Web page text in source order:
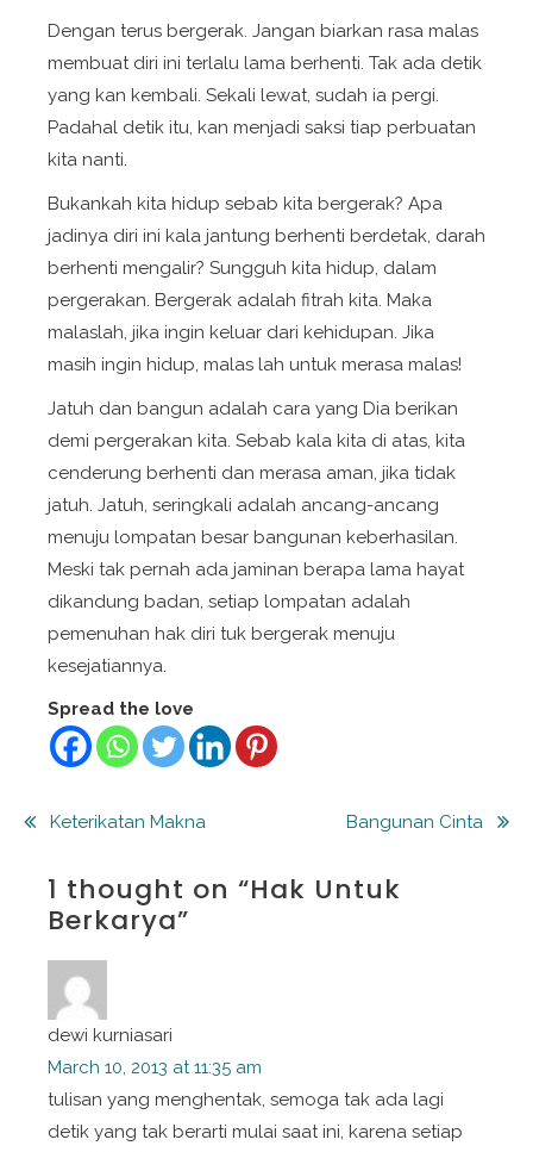
Dengan terus bergerak. Jangan biarkan rasa malas
membuat diri ini terlalu lama berhenti. Tak ada detik
yang kan kembali. Sekali lewat, sudah ia pergi.
Padahal detik itu, kan menjadi saksi tiap perbuatan
kita nanti.
Bukankah kita hidup sebab kita bergerak? Apa
jadinya diri ini kala jantung berhenti berdetak, darah
berhenti mengalir? Sungguh kita hidup, dalam
pergerakan. Bergerak adalah fitrah kita. Maka
malaslah, jika ingin keluar dari kehidupan. Jika
masih ingin hidup, malas lah untuk merasa malas!
Jatuh dan bangun adalah cara yang Dia berikan
demi pergerakan kita. Sebab kala kita di atas, kita
cenderung berhenti dan merasa aman, jika tidak
jatuh. Jatuh, seringkali adalah ancang-ancang
menuju lompatan besar bangunan keberhasilan.
Meski tak pernah ada jaminan berapa lama hayat
dikandung badan, setiap lompatan adalah
pemenuhan hak diri tuk bergerak menuju
kesejatiannya.
Spread the love
Post
navigation
Keterikatan Makna Bangunan Cinta
1 thought on “Hak Untuk
Berkarya”
dewi kurniasari
March 10, 2013 at 11:35 am
tulisan yang menghentak, semoga tak ada lagi
detik yang tak berarti mulai saat ini, karena setiap